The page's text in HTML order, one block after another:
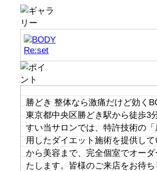
勝どき 整体なら激痛だけど効く
東京都中央区勝どき駅から徒歩3
すい当サロンでは、特許技術の
用したダイエット施術を提供し
から美容まで、完全個室でオー
たします。皆様のご来店をお待